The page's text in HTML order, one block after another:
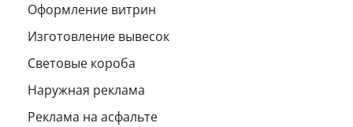
Оформление витрин
Изготовление вывесок
Световые короба
Наружная реклама
Реклама на асфальте